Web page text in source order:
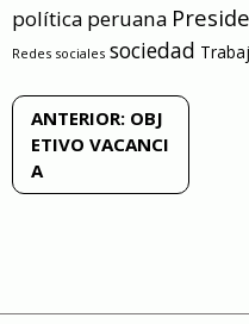
política peruana
Redes sociales sociedad
Navegación
de
entradas
ANTERIOR: OBJ
ETIVO VACANCI
A